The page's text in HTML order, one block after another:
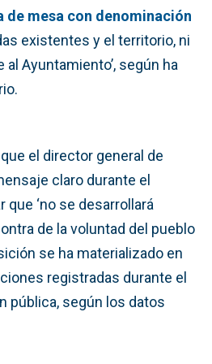
de mesa con denominación
existentes y el territorio, ni
Ayuntamiento’, según ha
el director general de
claro durante el
que ‘no se desarrollará
de la voluntad del pueblo
se ha materializado en
registradas durante el
pública, según los datos